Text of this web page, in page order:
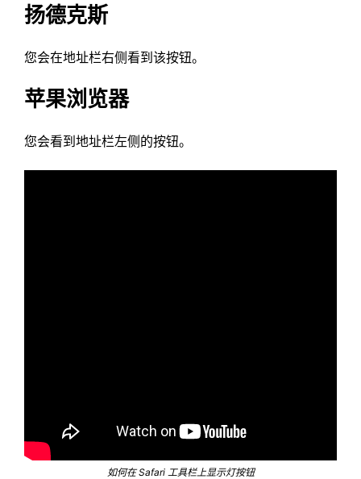
扬德克斯
您会在地址栏右侧看到该按钮。
苹果浏览器
您会看到地址栏左侧的按钮。
如何在 Safari 工具栏上显示灯按钮